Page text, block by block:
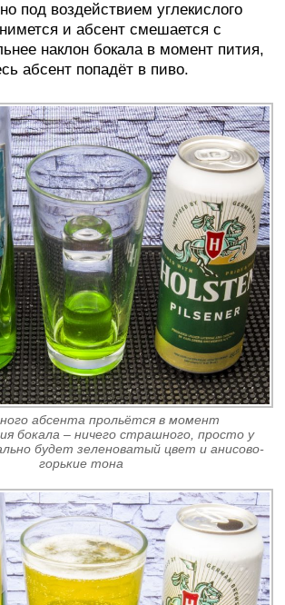
под воздействием углекислого
и абсент смешается с
наклон бокала в момент пития,
абсент попадёт в пиво.
абсента прольётся в момент
бокала – ничего страшного, просто у
будет зеленоватый цвет и анисово-
горькие тона